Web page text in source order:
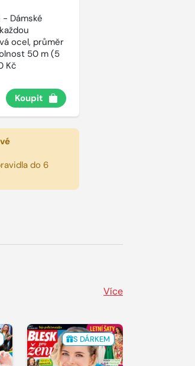
Dámské
ocel, průměr
50 m (5
Kč
Koupit
do 6
Více
S DÁRKEM